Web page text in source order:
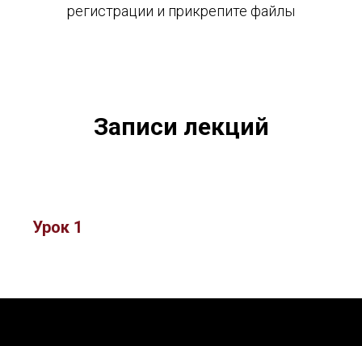
регистрации и прикрепите файлы
Записи лекций
Урок 1